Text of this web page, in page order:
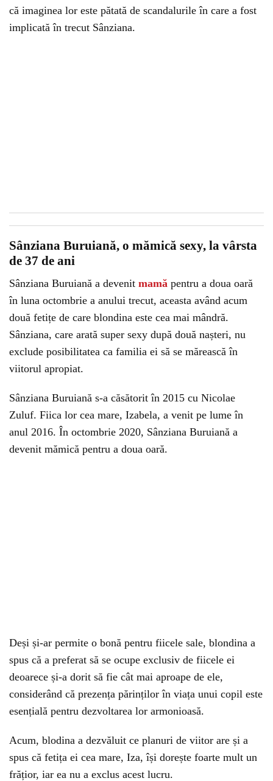
că imaginea lor este pătată de scandalurile în care a fost
implicată în trecut Sânziana.
Sânziana Buruiană, o mămică sexy, la vârsta
de 37 de ani
Sânziana Buruiană a devenit mamă pentru a doua oară
în luna octombrie a anului trecut, aceasta având acum
două fetițe de care blondina este cea mai mândră.
Sânziana, care arată super sexy după două nașteri, nu
exclude posibilitatea ca familia ei să se mărească în
viitorul apropiat.
Sânziana Buruiană s-a căsătorit în 2015 cu Nicolae
Zuluf. Fiica lor cea mare, Izabela, a venit pe lume în
anul 2016. În octombrie 2020, Sânziana Buruiană a
devenit mămică pentru a doua oară.
Deși și-ar permite o bonă pentru fiicele sale, blondina a
spus că a preferat să se ocupe exclusiv de fiicele ei
deoarece și-a dorit să fie cât mai aproape de ele,
considerând că prezența părinților în viața unui copil este
esențială pentru dezvoltarea lor armonioasă.
Acum, blodina a dezvăluit ce planuri de viitor are și a
spus că fetița ei cea mare, Iza, își dorește foarte mult un
frățior, iar ea nu a exclus acest lucru.